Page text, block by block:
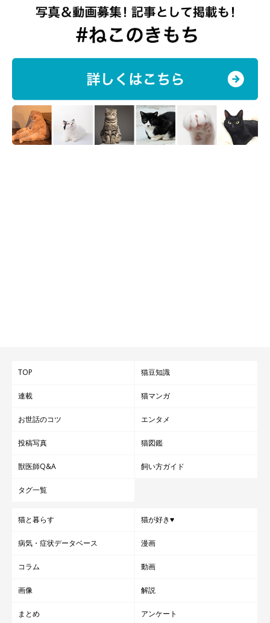
TOP 猫豆知識
連載 猫マンガ
お世話のコツ エンタメ
投稿写真 猫図鑑
獣医師Q&A 飼い方ガイド
タグ一覧
猫と暮らす 猫が好き♥
病気・症状データベース 漫画
コラム 動画
画像 解説
まとめ アンケート